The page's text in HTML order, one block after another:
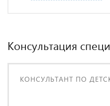
Консультация
КОНСУЛЬТАНТ ПО